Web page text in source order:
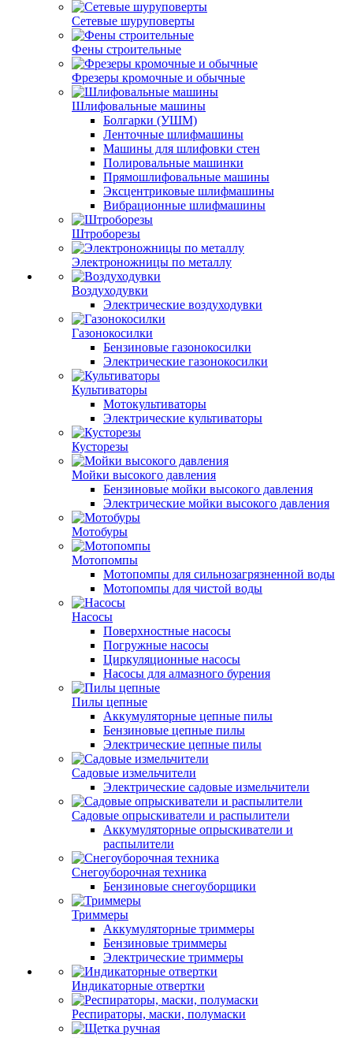
Сетевые шуруповерты
Фены строительные
Фрезеры кромочные и обычные
Шлифовальные машины
Болгарки (УШМ)
Ленточные шлифмашины
Машины для шлифовки стен
Полировальные машинки
Прямошлифовальные машины
Эксцентриковые шлифмашины
Вибрационные шлифмашины
Штроборезы
Электроножницы по металлу
Воздуходувки
Электрические воздуходувки
Газонокосилки
Бензиновые газонокосилки
Электрические газонокосилки
Культиваторы
Мотокультиваторы
Электрические культиваторы
Кусторезы
Мойки высокого давления
Бензиновые мойки высокого давления
Электрические мойки высокого давления
Мотобуры
Мотопомпы
Мотопомпы для сильнозагрязненной воды
Мотопомпы для чистой воды
Насосы
Поверхностные насосы
Погружные насосы
Циркуляционные насосы
Насосы для алмазного бурения
Пилы цепные
Аккумуляторные цепные пилы
Бензиновые цепные пилы
Электрические цепные пилы
Садовые измельчители
Электрические садовые измельчители
Садовые опрыскиватели и распылители
Аккумуляторные опрыскиватели и
распылители
Снегоуборочная техника
Бензиновые снегоуборщики
Триммеры
Аккумуляторные триммеры
Бензиновые триммеры
Электрические триммеры
Индикаторные отвертки
Респираторы, маски, полумаски